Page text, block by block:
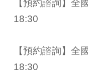
【預約諮詢】全
18:30
【預約諮詢】全
18:30